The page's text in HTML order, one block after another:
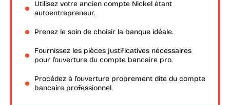
Utilisez votre ancien compte Nickel étant
autoentrepreneur.
Prenez le soin de choisir la banque idéale.
Fournissez les pièces justificatives nécessaires
pour l’ouverture du compte bancaire pro.
Procédez à l’ouverture proprement dite du compte
bancaire professionnel.